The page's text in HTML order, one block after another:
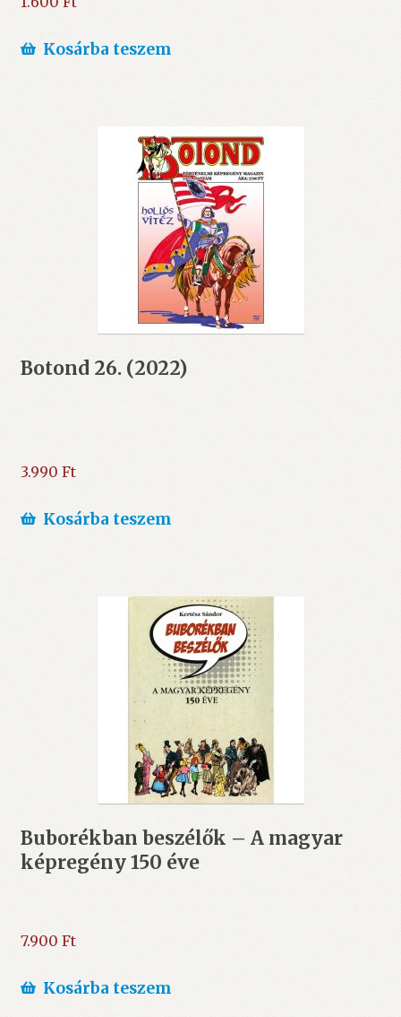
Kosárba teszem
Botond 26. (2022)
3.990 Ft
Kosárba teszem
Buborékban beszélők – A magyar
képregény 150 éve
7.900 Ft
Kosárba teszem